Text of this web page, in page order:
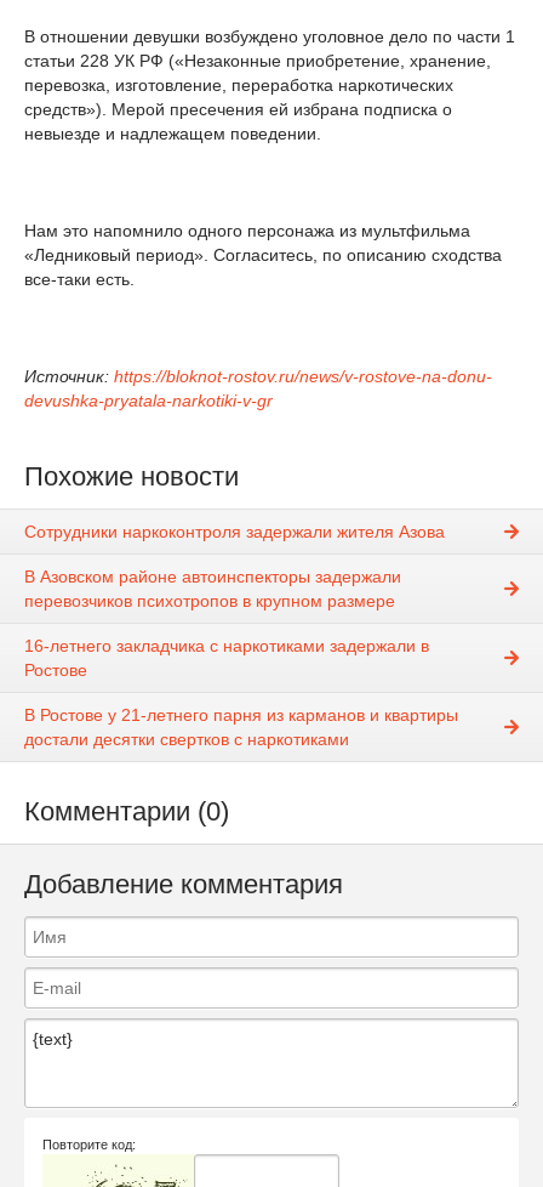
В отношении девушки возбуждено уголовное дело по части 1
статьи 228 УК РФ («Незаконные приобретение, хранение,
перевозка, изготовление, переработка наркотических
средств»). Мерой пресечения ей избрана подписка о
невыезде и надлежащем поведении.
Нам это напомнило одного персонажа из мультфильма
«Ледниковый период». Согласитесь, по описанию сходства
все-таки есть.
Источник: https://bloknot-rostov.ru/news/v-rostove-na-donu-
devushka-pryatala-narkotiki-v-gr
Похожие новости
Сотрудники наркоконтроля задержали жителя Азова
В Азовском районе автоинспекторы задержали
перевозчиков психотропов в крупном размере
16-летнего закладчика с наркотиками задержали в
Ростове
В Ростове у 21-летнего парня из карманов и квартиры
достали десятки свертков с наркотиками
Комментарии (0)
Добавление комментария
Повторите код: